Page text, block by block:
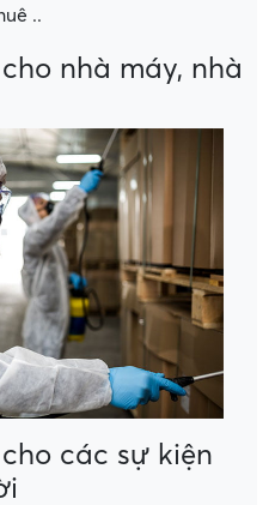
..
nhà máy, nhà
các sự kiện